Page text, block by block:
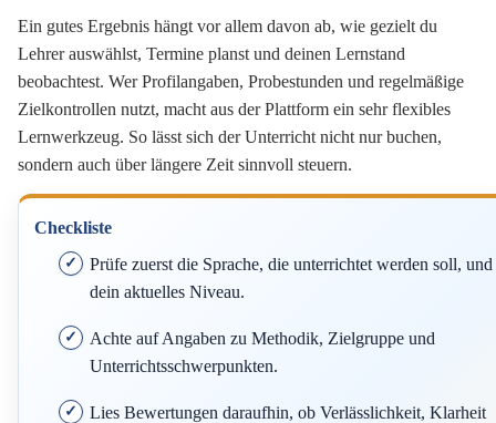
Ein gutes Ergebnis hängt vor allem davon ab, wie gezielt du
Lehrer auswählst, Termine planst und deinen Lernstand
beobachtest. Wer Profilangaben, Probestunden und regelmäßige
Zielkontrollen nutzt, macht aus der Plattform ein sehr flexibles
Lernwerkzeug. So lässt sich der Unterricht nicht nur buchen,
sondern auch über längere Zeit sinnvoll steuern.
Checkliste
Prüfe zuerst die Sprache, die unterrichtet werden soll, und
dein aktuelles Niveau.
Achte auf Angaben zu Methodik, Zielgruppe und
Unterrichtsschwerpunkten.
Lies Bewertungen daraufhin, ob Verlässlichkeit, Klarheit